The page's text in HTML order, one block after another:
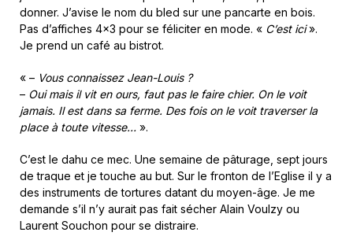
donner. J’avise le nom du bled sur une pancarte en bois.
Pas d’affiches 4×3 pour se féliciter en mode. « C’est ici».
Je prend un café au bistrot.
« – Vous connaissez Jean-Louis ?
– Oui mais il vit en ours, faut pas le faire chier. On le voit
jamais. Il est dans sa ferme. Des fois on le voit traverser la
place à toute vitesse… ».
C’est le dahu ce mec. Une semaine de pâturage, sept jours
de traque et je touche au but. Sur le fronton de l’Eglise il y a
des instruments de tortures datant du moyen-âge. Je me
demande s’il n’y aurait pas fait sécher Alain Voulzy ou
Laurent Souchon pour se distraire.